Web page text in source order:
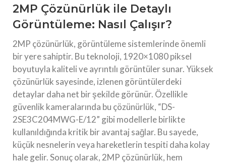
2MP Çözünürlük ile Detaylı
Görüntüleme: Nasıl Çalışır?
2MP çözünürlük, görüntüleme sistemlerinde önemli
bir yere sahiptir. Bu teknoloji, 1920×1080 piksel
boyutuyla kaliteli ve ayrıntılı görüntüler sunar. Yüksek
çözünürlük sayesinde, izlenen görüntülerdeki
detaylar daha net bir şekilde görünür. Özellikle
güvenlik kameralarında bu çözünürlük, “DS-
2SE3C204MWG-E/12” gibi modellerle birlikte
kullanıldığında kritik bir avantaj sağlar. Bu sayede,
küçük nesnelerin veya hareketlerin tespiti daha kolay
hale gelir. Sonuç olarak, 2MP çözünürlük, hem